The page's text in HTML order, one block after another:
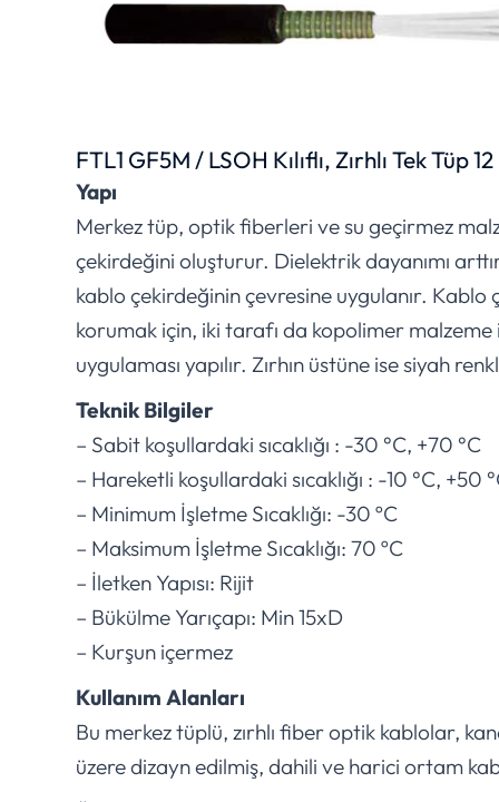
FTL1 GF5M / LSOH Kılıflı, Zırhlı Tek Tüp 12
Yapı
Merkez tüp, optik fiberleri ve su geçirmez
çekirdeğini oluşturur. Dielektrik dayanımı
kablo çekirdeğinin çevresine uygulanır. Kablo
korumak için, iki tarafı da kopolimer malzeme
uygulaması yapılır. Zırhın üstüne ise siyah
Teknik Bilgiler
– Sabit koşullardaki sıcaklığı : -30 °C, +70 °C
– Hareketli koşullardaki sıcaklığı : -10 °C, +50
– Minimum İşletme Sıcaklığı: -30 ºC
– Maksimum İşletme Sıcaklığı: 70 ºC
– İletken Yapısı: Rijit
– Bükülme Yarıçapı: Min 15xD
– Kurşun içermez
Kullanım Alanları
Bu merkez tüplü, zırhlı fiber optik kablolar,
üzere dizayn edilmiş, dahili ve harici ortam